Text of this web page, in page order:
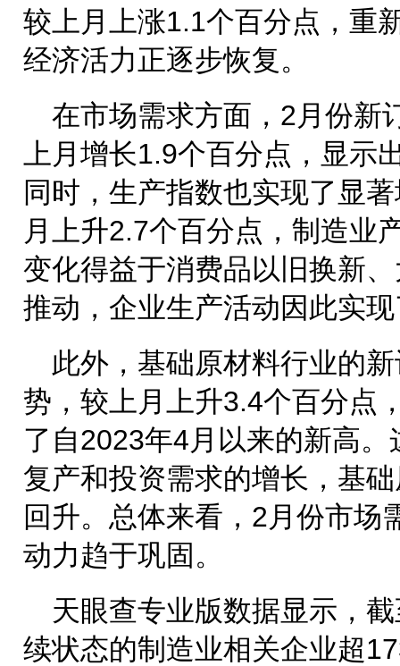
较上月上涨1.1个百分点，重
经济活力正逐步恢复。
在市场需求方面，2月份新
上月增长1.9个百分点，显示
同时，生产指数也实现了显
月上升2.7个百分点，制造业
变化得益于消费品以旧换新
推动，企业生产活动因此实
此外，基础原材料行业的
势，较上月上升3.4个百分点
了自2023年4月以来的新高
复产和投资需求的增长，基
回升。总体来看，2月份市场
动力趋于巩固。
天眼查专业版数据显示，
续状态的制造业相关企业超